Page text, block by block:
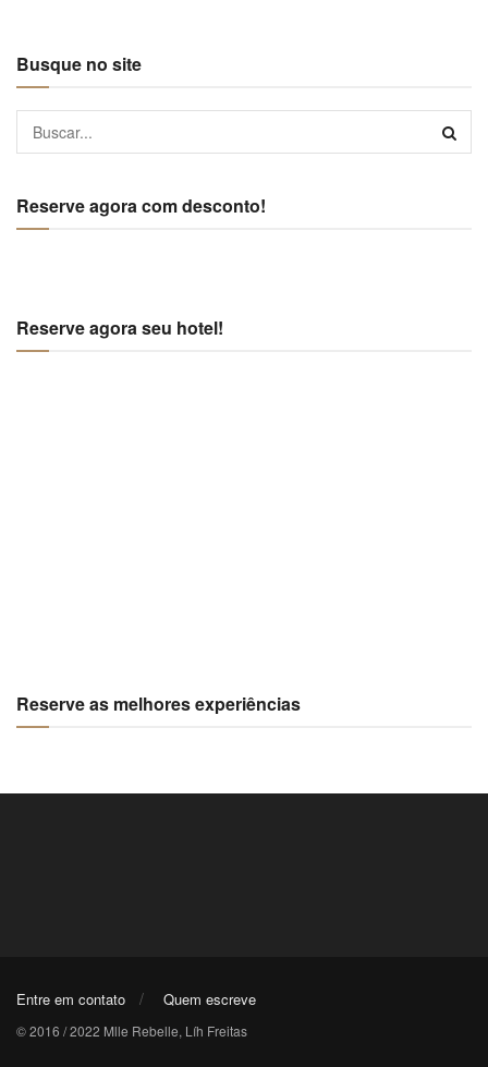
Busque no site
Reserve agora com desconto!
Reserve agora seu hotel!
Reserve as melhores experiências
Entre em contato Quem escreve
© 2016 / 2022 Mlle Rebelle, Líh Freitas